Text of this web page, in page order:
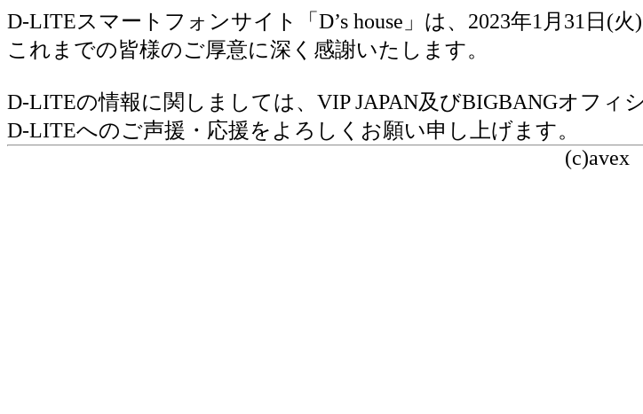
D-LITEスマートフォンサイト「D’s house」は、2023年1月31日(
これまでの皆様のご厚意に深く感謝いたします。
D-LITEの情報に関しましては、VIP JAPAN及びBIGBANGオフ
D-LITEへのご声援・応援をよろしくお願い申し上げます。
(c)avex